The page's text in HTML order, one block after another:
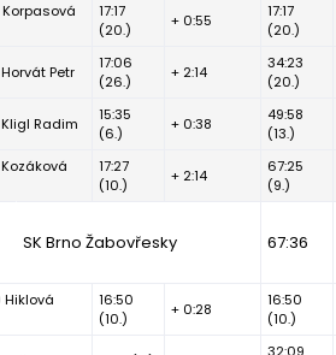
Korpasová
17:17
(20.)
+ 0:55
17:17
(20.)
Petr
17:06
(26.)
+ 2:14
34:23
(20.)
Radim
15:35
(6.)
+ 0:38
49:58
(13.)
17:27
(10.)
+ 2:14
67:25
(9.)
SK Brno Žabovřesky 67:36
Hiklová
16:50
(10.)
+ 0:28
16:50
(10.)